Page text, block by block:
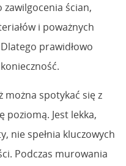
ścian,
i poważnych
prawidłowo
można spotykać się z
poziomą. Jest lekka,
nie spełnia kluczowych
Podczas murowania